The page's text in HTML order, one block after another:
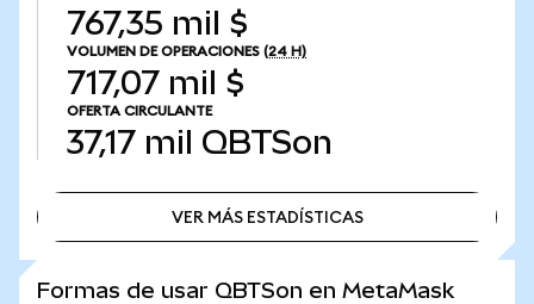
767,35 mil $
VOLUMEN DE OPERACIONES (24 H)
717,07 mil $
OFERTA CIRCULANTE
37,17 mil QBTSon
VER MÁS ESTADÍSTICAS
Formas de usar QBTSon en MetaMask